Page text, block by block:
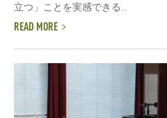
立つ」ことを実感できる...
READ MORE